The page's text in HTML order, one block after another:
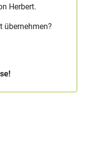
Herbert.
übernehmen?